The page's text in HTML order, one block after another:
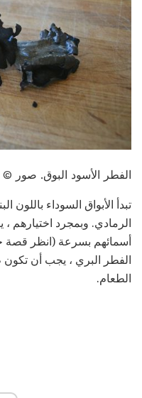
الفطر الأسود البوق. صور
تبدأ الأبواق السوداء باللون
الرمادي. وبمجرد اختيارهم
أسمائهم بسرعة (انظر قصة
الفطر البري ، يجب أن تكون
الطعام.